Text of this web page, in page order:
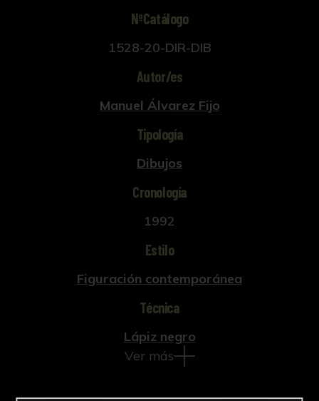
NºCatálogo
1528-20-DIR-DIB
Autor/es
Manuel Álvarez Fijo
Tipología
Dibujos
Cronología
1992
Estilo
Figuración contemporánea
Técnica
Lápiz negro
Ver más